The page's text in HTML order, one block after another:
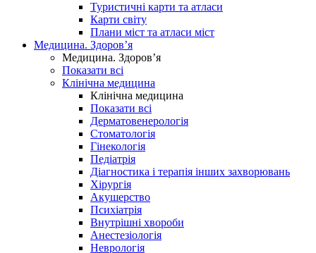
Туристичні карти та атласи
Карти світу
Плани міст та атласи міст
Медицина. Здоров’я
Медицина. Здоров’я
Показати всі
Клінічна медицина
Клінічна медицина
Показати всі
Дерматовенерологія
Стоматологія
Гінекологія
Педіатрія
Діагностика і терапія інших захворювань
Хірургія
Акушерство
Психіатрія
Внутрішні хвороби
Анестезіологія
Неврологія